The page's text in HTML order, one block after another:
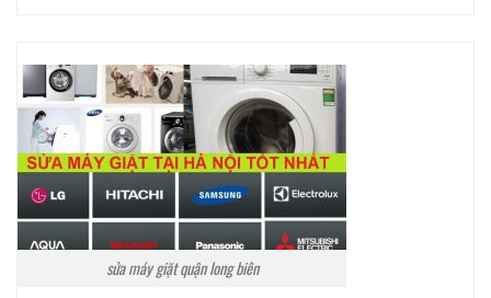
sửa máy giặt quận long biên